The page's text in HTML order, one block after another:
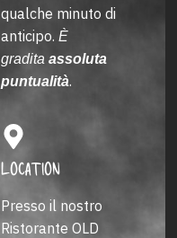
qualche minuto di
anticipo.È
gradita assoluta
puntualità.
LOCATION
Presso il nostro
Ristorante OLD